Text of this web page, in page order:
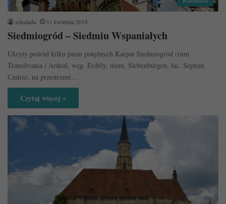
sekulada 11 kwietnia 2018
Siedmiogród – Siedmiu Wspaniałych
Ukryty pośród kilku pasm potężnych Karpat Siedmiogród (rum.
Transilvania / Ardeal, węg. Erdély, niem. Siebenbürgen, łac. Septem
Castra), na przestrzeni…
Czytaj więcej »